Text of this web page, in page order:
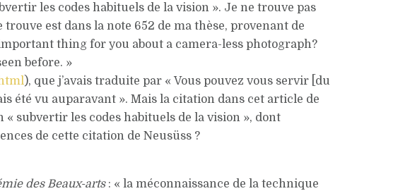
les codes habituels de la vision ». Je ne trouve pas
est dans la note 652 de ma thèse, provenant de
thing for you about a camera-less photograph?
before. »
), que j’avais traduite par « Vous pouvez vous servir [du
été vu auparavant ». Mais la citation dans cet article de
subvertir les codes habituels de la vision », dont
de cette citation de Neusüss ?
des Beaux-arts : « la méconnaissance de la technique